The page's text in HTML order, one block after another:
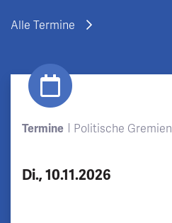
Alle Termine
Termine Politische Gremien
Di., 10.11.2026